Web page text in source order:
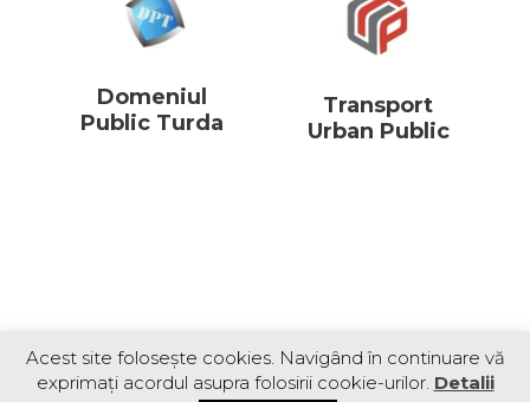
Domeniul
Public Turda
Transport
Urban Public
© 2021 Primăria Municipiului Turda. All Rights Reserved
Acest site foloseşte cookies. Navigând în continuare vă
exprimaţi acordul asupra folosirii cookie-urilor. Detalii